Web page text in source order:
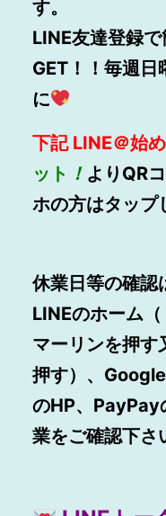
す。
LINE友達登録
GET！！毎週日
に
下記 LINE＠始
ット ！ よりQR
ホの方はタップ
休業日等の確認
LINEのホーム
マーリンを押す
押す）、
のHP、PayPay
業をご確認下さ